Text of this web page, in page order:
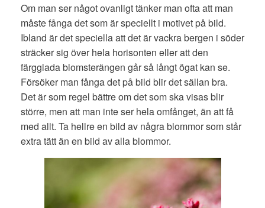
Om man ser något ovanligt tänker man ofta att man
måste fånga det som är speciellt i motivet på bild.
Ibland är det speciella att det är vackra bergen i söder
sträcker sig över hela horisonten eller att den
färgglada blomsterängen går så långt ögat kan se.
Försöker man fånga det på bild blir det sällan bra.
Det är som regel bättre om det som ska visas blir
större, men att man inte ser hela omfånget, än att få
med allt. Ta hellre en bild av några blommor som står
extra tätt än en bild av alla blommor.